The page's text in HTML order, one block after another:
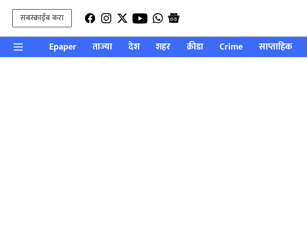
सबस्क्राईब करा
Epaper ताज्या देश शहर क्रीडा Crime साप्ताहिक